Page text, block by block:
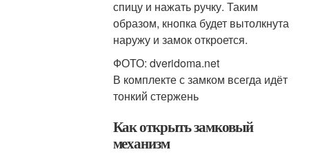
спицу и нажать ручку. Таким
образом, кнопка будет вытолкнута
наружу и замок откроется.
ФОТО: dveridoma.net
В комплекте с замком всегда идёт
тонкий стержень
Как открыть замковый
механизм